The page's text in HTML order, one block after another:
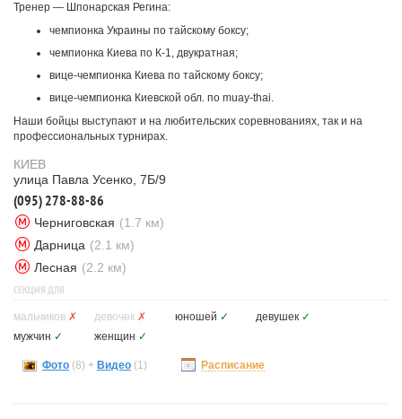
Тренер — Шпонарская Регина:
чемпионка Украины по тайскому боксу;
чемпионка Киева по К-1, двукратная;
вице-чемпионка Киева по тайскому боксу;
вице-чемпионка Киевской обл. по muay-thai.
Наши бойцы выступают и на любительских соревнованиях, так и на
профессиональных турнирах.
КИЕВ
улица Павла Усенко, 7Б/9
(095) 278-88-86
Черниговская (1.7 км)
Дарница (2.1 км)
Лесная (2.2 км)
СЕКЦИЯ ДЛЯ
мальчиков ✗ девочек ✗ юношей ✓ девушек ✓
мужчин ✓ женщин ✓
Фото (8) + Видео (1) Расписание